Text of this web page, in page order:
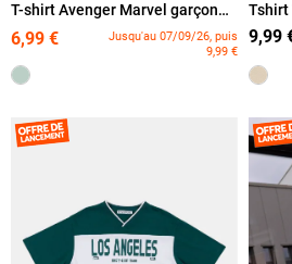
T-shirt Avenger Marvel garçon
(3-12A)
6,99 €
Jusqu'au 07/09/26, puis
9,99 €
Tshirt
(3-8A)
9,99